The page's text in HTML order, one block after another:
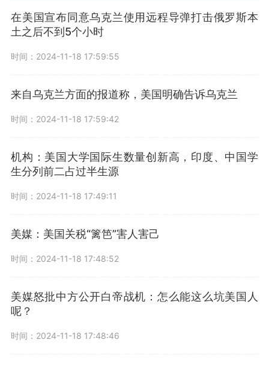
在美国宣布同意乌克兰使用远程导弹打击俄罗斯本
土之后不到5个小时
时间：2024-11-18 17:59:55
来自乌克兰方面的报道称，美国明确告诉乌克兰
时间：2024-11-18 17:59:42
机构：美国大学国际生数量创新高，印度、中国学
生分列前二占过半生源
时间：2024-11-18 17:49:11
美媒：美国关税“篱笆”害人害己
时间：2024-11-18 17:48:52
美媒怒批中方公开白帝战机：怎么能这么坑美国人
呢？
时间：2024-11-18 17:48:46